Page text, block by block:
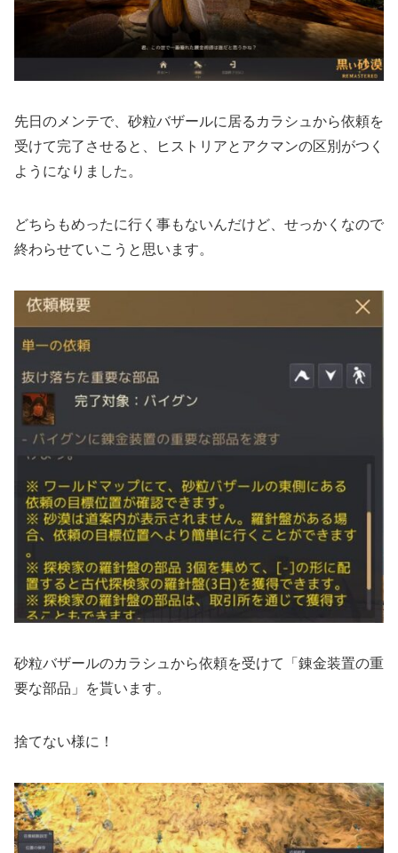
先日のメンテで、砂粒バザールに居るカラシュから依頼を
受けて完了させると、ヒストリアとアクマンの区別がつく
ようになりました。
どちらもめったに行く事もないんだけど、せっかくなので
終わらせていこうと思います。
砂粒バザールのカラシュから依頼を受けて「錬金装置の重
要な部品」を貰います。
捨てない様に！